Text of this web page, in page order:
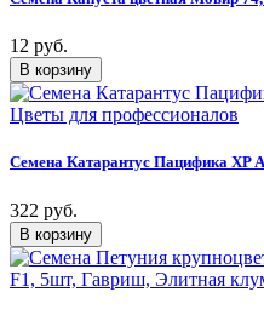
12 руб.
Семена Катарантус Пацифика XP
322 руб.